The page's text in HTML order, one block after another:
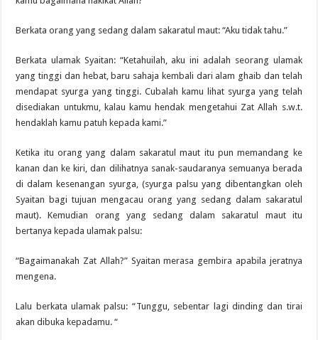
Berkata orang yang sedang dalam sakaratul maut: “Aku tidak tahu.”
Berkata ulamak Syaitan: “Ketahuilah, aku ini adalah seorang ulamak
yang tinggi dan hebat, baru sahaja kembali dari alam ghaib dan telah
mendapat syurga yang tinggi. Cubalah kamu lihat syurga yang telah
disediakan untukmu, kalau kamu hendak mengetahui Zat Allah s.w.t.
hendaklah kamu patuh kepada kami.”
Ketika itu orang yang dalam sakaratul maut itu pun memandang ke
kanan dan ke kiri, dan dilihatnya sanak-saudaranya semuanya berada
di dalam kesenangan syurga, (syurga palsu yang dibentangkan oleh
Syaitan bagi tujuan mengacau orang yang sedang dalam sakaratul
maut). Kemudian orang yang sedang dalam sakaratul maut itu
bertanya kepada ulamak palsu:
“Bagaimanakah Zat Allah?” Syaitan merasa gembira apabila jeratnya
mengena.
Lalu berkata ulamak palsu: “Tunggu, sebentar lagi dinding dan tirai
akan dibuka kepadamu. “